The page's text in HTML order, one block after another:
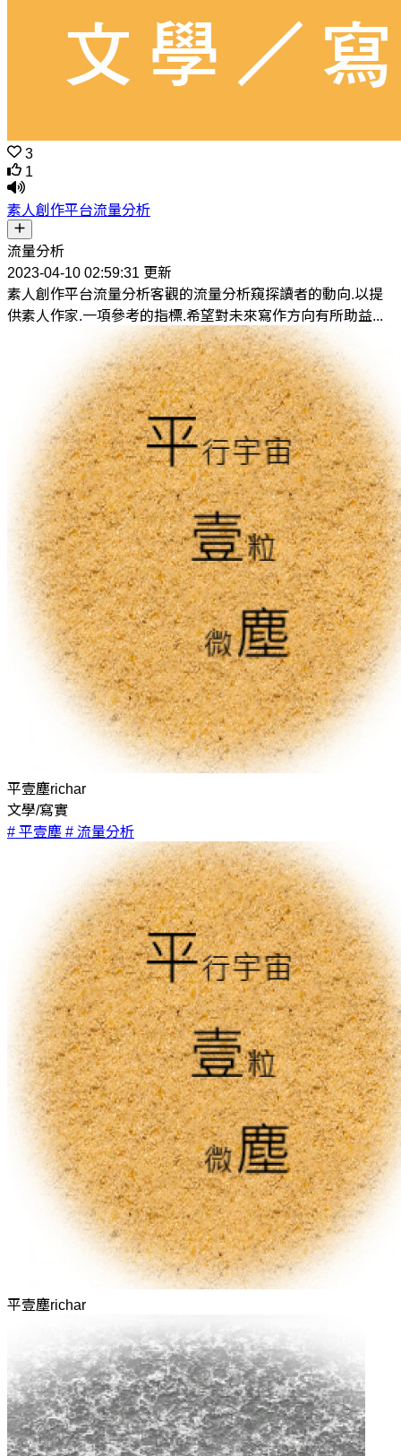
3
1
素人創作平台流量分析
流量分析
2023-04-10 02:59:31 更新
素人創作平台流量分析客觀的流量分析窺探讀者的動向.以提
供素人作家.一項參考的指標.希望對未來寫作方向有所助益...
平壹塵richar
文學/寫實
# 平壹塵 # 流量分析
平壹塵richar